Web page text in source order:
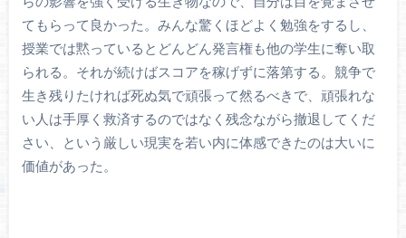
てもらって良かった。みんな驚くほどよく勉強をするし、
授業では黙っているとどんどん発言権も他の学生に奪い取
られる。それが続けばスコアを稼げずに落第する。競争で
生き残りたければ死ぬ気で頑張って然るべきで、頑張れな
い人は手厚く救済するのではなく残念ながら撤退してくだ
さい、という厳しい現実を若い内に体感できたのは大いに
価値があった。